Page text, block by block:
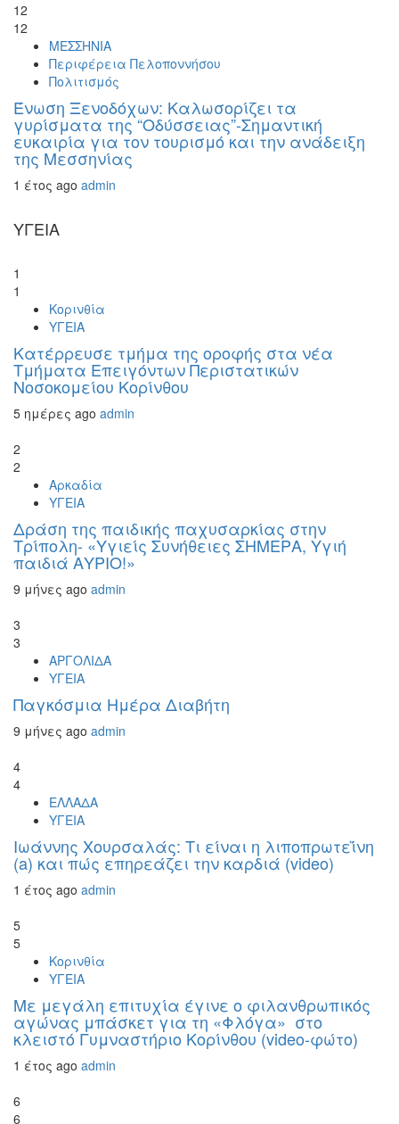
12
12
ΜΕΣΣΗΝΙΑ
Περιφέρεια Πελοποννήσου
Πολιτισμός
Ένωση Ξενοδόχων: Καλωσορίζει τα
γυρίσματα της “Οδύσσειας”-Σημαντική
ευκαιρία για τον τουρισμό και την ανάδειξη
της Μεσσηνίας
1 έτος ago admin
ΥΓΕΙΑ
1
1
Κορινθία
ΥΓΕΙΑ
Kατέρρευσε τμήμα της οροφής στα νέα
Τμήματα Επειγόντων Περιστατικών
Νοσοκομείου Κορίνθου
5 ημέρες ago admin
2
2
Αρκαδία
ΥΓΕΙΑ
Δράση της παιδικής παχυσαρκίας στην
Τρίπολη- «Υγιείς Συνήθειες ΣΗΜΕΡΑ, Υγιή
παιδιά ΑΥΡΙΟ!»
9 μήνες ago admin
3
3
ΑΡΓΟΛΙΔΑ
ΥΓΕΙΑ
Παγκόσμια Ημέρα Διαβήτη
9 μήνες ago admin
4
4
ΕΛΛΑΔΑ
ΥΓΕΙΑ
Ιωάννης Χουρσαλάς: Τι είναι η λιποπρωτεΐνη
(a) και πώς επηρεάζει την καρδιά (video)
1 έτος ago admin
5
5
Κορινθία
ΥΓΕΙΑ
Με μεγάλη επιτυχία έγινε ο φιλανθρωπικός
αγώνας μπάσκετ για τη «Φλόγα» στο
κλειστό Γυμναστήριο Κορίνθου (video-φώτο)
1 έτος ago admin
6
6